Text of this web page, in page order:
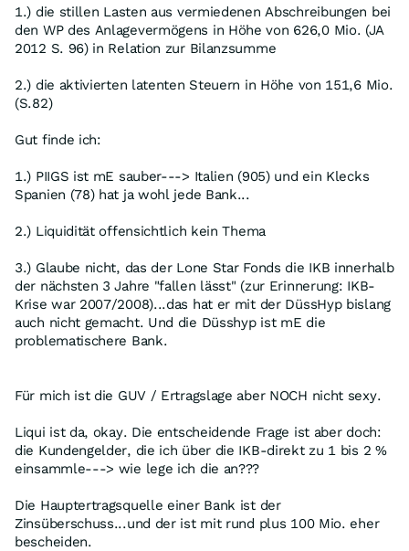
1.) die stillen Lasten aus vermiedenen Abschreibungen bei
den WP des Anlagevermögens in Höhe von 626,0 Mio. (JA
2012 S. 96) in Relation zur Bilanzsumme
2.) die aktivierten latenten Steuern in Höhe von 151,6 Mio.
(S.82)
Gut finde ich:
1.) PIIGS ist mE sauber---> Italien (905) und ein Klecks
Spanien (78) hat ja wohl jede Bank...
2.) Liquidität offensichtlich kein Thema
3.) Glaube nicht, das der Lone Star Fonds die IKB innerhalb
der nächsten 3 Jahre "fallen lässt" (zur Erinnerung: IKB-
Krise war 2007/2008)...das hat er mit der DüssHyp bislang
auch nicht gemacht. Und die Düsshyp ist mE die
problematischere Bank.
Für mich ist die GUV / Ertragslage aber NOCH nicht sexy.
Liqui ist da, okay. Die entscheidende Frage ist aber doch:
die Kundengelder, die ich über die IKB-direkt zu 1 bis 2 %
einsammle---> wie lege ich die an???
Die Hauptertragsquelle einer Bank ist der
Zinsüberschuss...und der ist mit rund plus 100 Mio. eher
bescheiden.